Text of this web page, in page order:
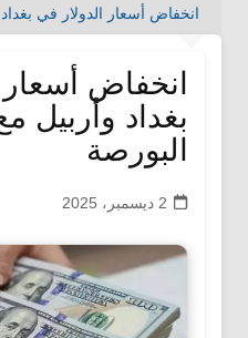
انخفاض أسعار الدولار في
انخفاض
بغداد وأربيل
البورصة
2 ديسمبر، 2025